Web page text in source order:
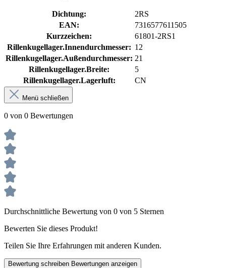
Dichtung:
2RS
EAN:
7316577611505
Kurzzeichen:
61801-2RS1
Rillenkugellager.Innendurchmesser: 12
Rillenkugellager.Außendurchmesser: 21
Rillenkugellager.Breite:
5
Rillenkugellager.Lagerluft:
CN
Menü schließen
0 von 0 Bewertungen
Durchschnittliche Bewertung von 0 von 5 Sternen
Bewerten Sie dieses Produkt!
Teilen Sie Ihre Erfahrungen mit anderen Kunden.
Bewertung schreiben Bewertungen anzeigen